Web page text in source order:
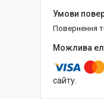
повернення
сайту.